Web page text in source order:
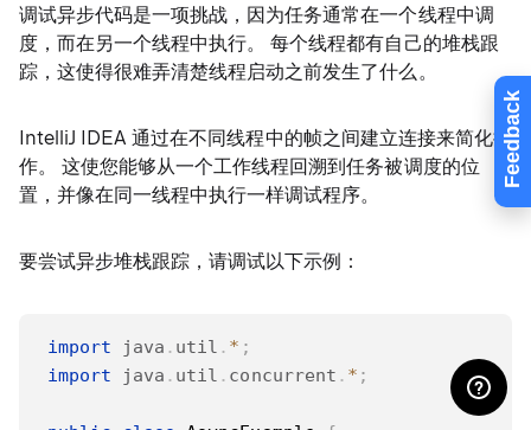
Feedback
调试异步代码是一项挑战，因为任务通常在一个线程中调
度，而在另一个线程中执行。 每个线程都有自己的堆栈跟
踪，这使得很难弄清楚线程启动之前发生了什么。
IntelliJ IDEA 通过在不同线程中的帧之间建立连接来简化操
作。 这使您能够从一个工作线程回溯到任务被调度的位
置，并像在同一线程中执行一样调试程序。
要尝试异步堆栈跟踪，请调试以下示例：
import java . util . * ;
import
java . util . concurrent . * ;